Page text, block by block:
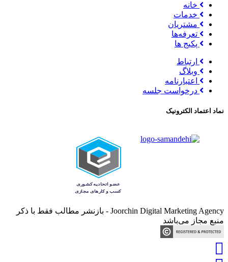
خانه
خدمات
مشتریان
تعرفه‌ها
پکیج ها
ارتباط
وبلاگ
اعتبارنامه
درخواست جلسه
نماد اعتماد الکترونیک
Joorchin Digital Marketing Agency - بازنشر مطالب فقط با ذکر
منبع مجاز می‌باشد